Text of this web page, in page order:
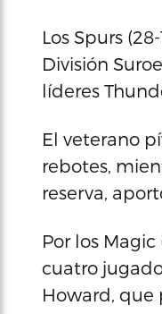
Los Spurs
División
líderes
El veterano
rebotes,
reserva,
Por los
cuatro
Howard,